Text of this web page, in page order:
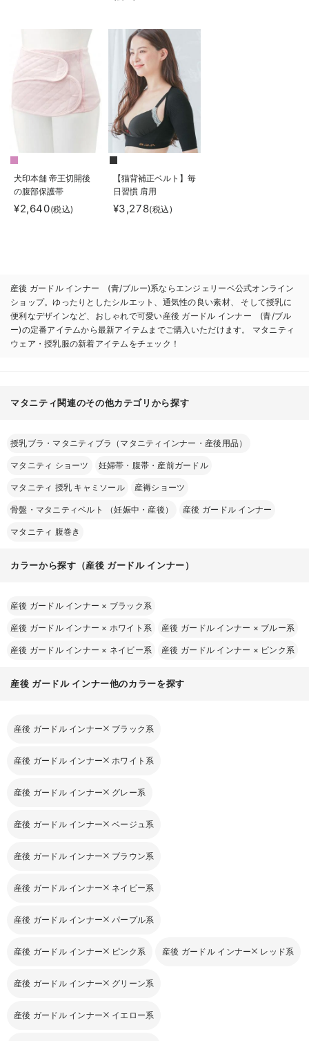
犬印本舗 帝王切開後
の腹部保護帯
¥2,640(税込)
【猫背補正ベルト】毎
日習慣 肩用
¥3,278(税込)
産後 ガードル インナー (青/ブルー)系ならエンジェリーベ公式オンライン
ショップ。ゆったりとしたシルエット、通気性の良い素材、 そして授乳に
便利なデザインなど、おしゃれで可愛い産後 ガードル インナー (青/ブル
ー)の定番アイテムから最新アイテムまでご購入いただけます。 マタニティ
ウェア・授乳服の新着アイテムをチェック！
マタニティ関連のその他カテゴリから探す
授乳ブラ・マタニティブラ（マタニティインナー・産後用品）
マタニティ ショーツ 妊婦帯・腹帯・産前ガードル
マタニティ 授乳 キャミソール 産褥ショーツ
骨盤・マタニティベルト （妊娠中・産後） 産後 ガードル インナー
マタニティ 腹巻き
カラーから探す（産後 ガードル インナー）
産後 ガードル インナー × ブラック系
産後 ガードル インナー × ホワイト系 産後 ガードル インナー × ブルー系
産後 ガードル インナー × ネイビー系 産後 ガードル インナー × ピンク系
産後 ガードル インナー他のカラーを探す
産後 ガードル インナー ブラック系
産後 ガードル インナー ホワイト系
産後 ガードル インナー グレー系
産後 ガードル インナー ベージュ系
産後 ガードル インナー ブラウン系
産後 ガードル インナー ネイビー系
産後 ガードル インナー パープル系
産後 ガードル インナー ピンク系 産後 ガードル インナー レッド系
産後 ガードル インナー グリーン系
産後 ガードル インナー イエロー系